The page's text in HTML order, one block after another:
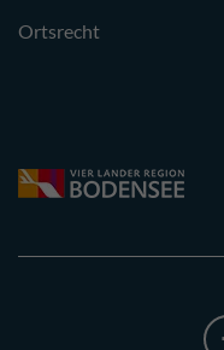
Ortsrecht